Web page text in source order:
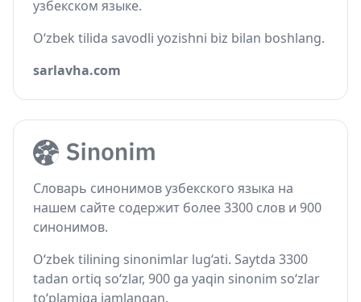
узбекском языке.
O‘zbek tilida savodli yozishni biz bilan boshlang.
sarlavha.com
Словарь синонимов узбекского языка на
нашем сайте содержит более 3300 слов и 900
синонимов.
O‘zbek tilining sinonimlar lug‘ati. Saytda 3300
tadan ortiq so‘zlar, 900 ga yaqin sinonim so‘zlar
to‘plamiga jamlangan.